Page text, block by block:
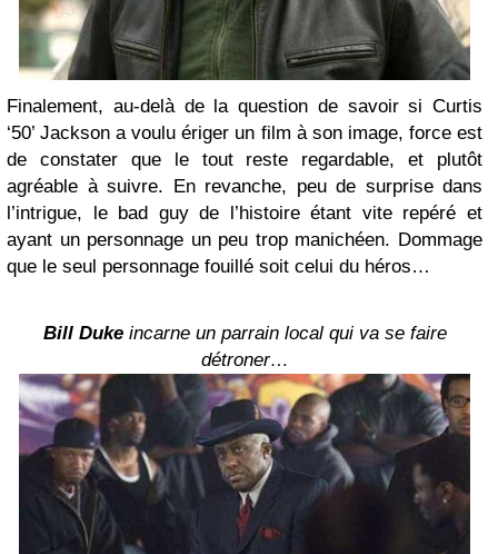
Finalement, au-delà de la question de savoir si Curtis
‘50’ Jackson a voulu ériger un film à son image, force est
de constater que le tout reste regardable, et plutôt
agréable à suivre. En revanche, peu de surprise dans
l’intrigue, le bad guy de l’histoire étant vite repéré et
ayant un personnage un peu trop manichéen. Dommage
que le seul personnage fouillé soit celui du héros…
Bill Dukeincarne un parrain local qui va se faire
détroner…